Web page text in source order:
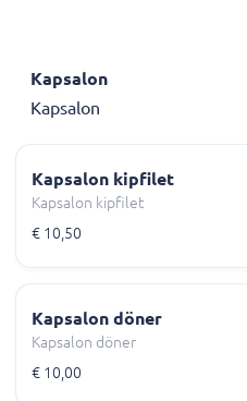
Kapsalon
Kapsalon
Kapsalon kipfilet
Kapsalon kipfilet
€ 10,50
Kapsalon döner
Kapsalon döner
€ 10,00